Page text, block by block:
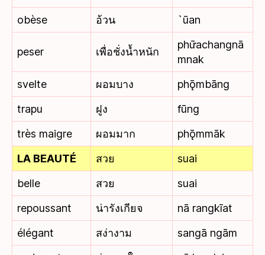
obèse
อ้วน `ūan
peser เพื่อชั่งน้ำหนัก
phư̄achangnā
mnak
svelte
ผอมบาง
phǭmbāng
trapu
ฝูง
fūng
très maigre
ผอมมาก
phǭmmāk
LA BEAUTÉ
สวย
suai
belle
สวย
suai
repoussant
น่ารังเกียจ
nā rangkīat
élégant
สง่างาม
sangā ngām